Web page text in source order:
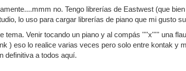
no. Tengo librerías de Eastwest (que
lo uso para cargar librerías de piano que mi gusto
tema. Venir tocando un piano y al compás ''''x''''' una
) eso lo realice varias veces pero solo entre kontak y
definitiva a todos aquí.